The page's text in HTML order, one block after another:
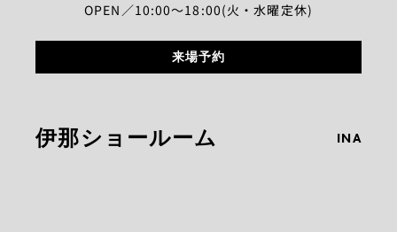
OPEN／10:00～18:00(火・水曜定休)
来場予約
伊那ショールーム INA